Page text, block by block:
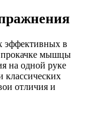
эффективных в
прокачке мышцы
на одной руке
отличия и